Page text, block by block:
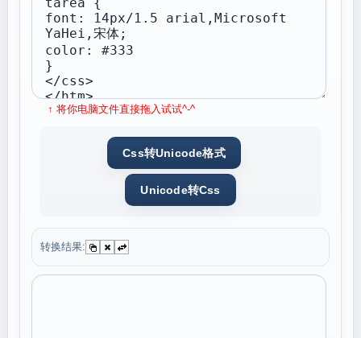
↑ 将你电脑文件直接拖入试试^-^
转换结果: